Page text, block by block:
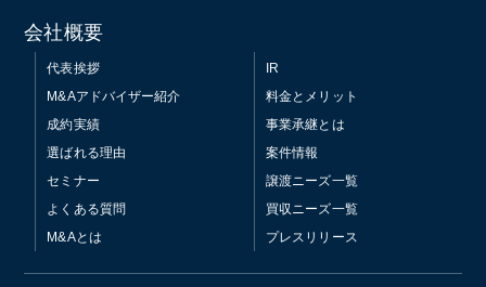
会社概要
代表挨拶
M&Aアドバイザー紹介
成約実績
選ばれる理由
セミナー
よくある質問
M&Aとは
IR
料金とメリット
事業承継とは
案件情報
譲渡ニーズ一覧
買収ニーズ一覧
プレスリリース